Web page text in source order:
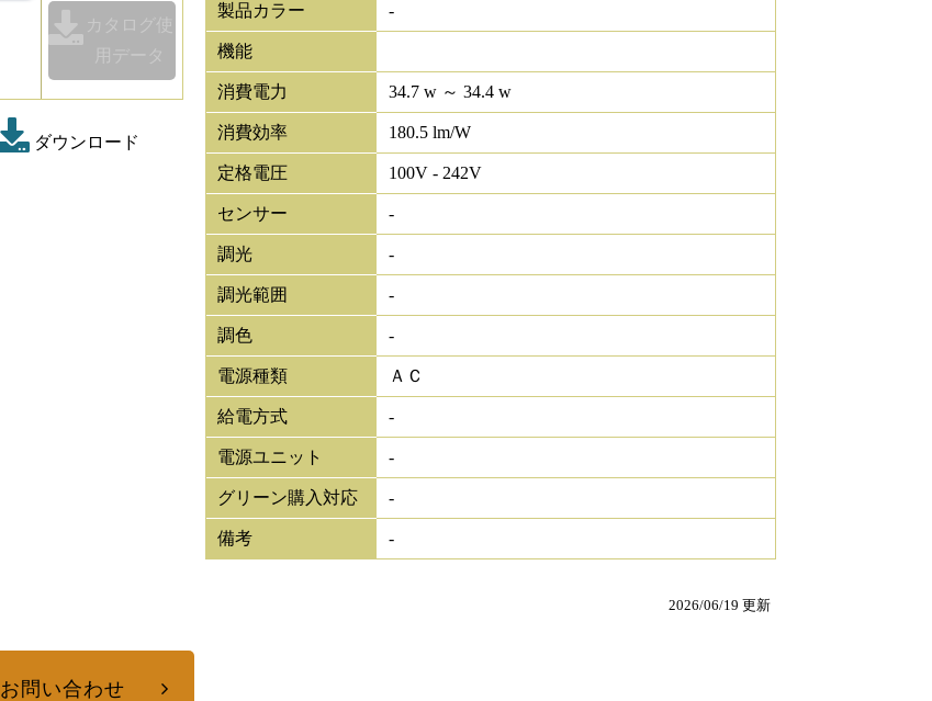
カタログ使
用データ
ダウンロード
製品カラー -
機能
消費電力 34.7 w ～ 34.4 w
消費効率 180.5 lm/W
定格電圧 100V - 242V
センサー -
調光 -
調光範囲 -
調色 -
電源種類 ＡＣ
給電方式 -
電源ユニット -
グリーン購入対応 -
備考 -
2026/06/19 更新
お問い合わせ